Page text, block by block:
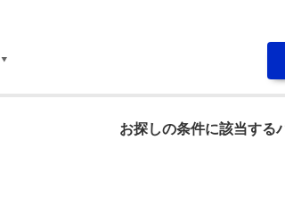
お探しの条件に該当する